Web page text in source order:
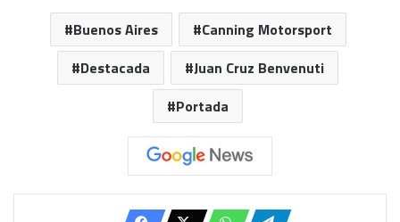
Buenos Aires
Canning Motorsport
Destacada
Juan Cruz Benvenuti
Portada